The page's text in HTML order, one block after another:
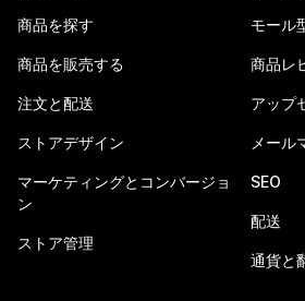
商品を探す
商品を販売する
注文と配送
ストアデザイン
マーケティングとコンバージョ
ン
ストア管理
モール
商品レ
アップ
メール
SEO
配送
通貨と